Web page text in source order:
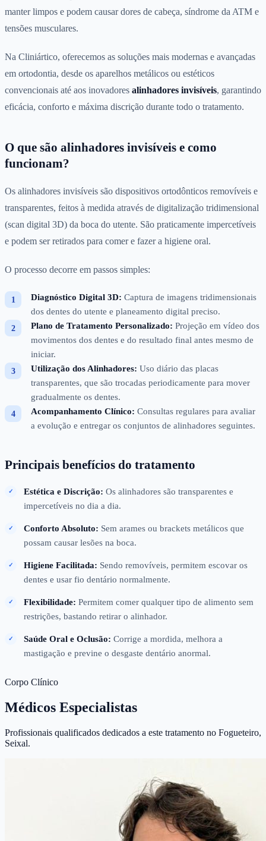
manter limpos e podem causar dores de cabeça, síndrome da ATM e
tensões musculares.
Na Cliniártico, oferecemos as soluções mais modernas e avançadas
em ortodontia, desde os aparelhos metálicos ou estéticos
convencionais até aos inovadores alinhadores invisíveis, garantindo
eficácia, conforto e máxima discrição durante todo o tratamento.
O que são alinhadores invisíveis e como
funcionam?
Os alinhadores invisíveis são dispositivos ortodônticos removíveis e
transparentes, feitos à medida através de digitalização tridimensional
(scan digital 3D) da boca do utente. São praticamente impercetíveis
e podem ser retirados para comer e fazer a higiene oral.
O processo decorre em passos simples:
Diagnóstico Digital 3D: Captura de imagens tridimensionais
dos dentes do utente e planeamento digital preciso.
Plano de Tratamento Personalizado: Projeção em vídeo dos
movimentos dos dentes e do resultado final antes mesmo de
iniciar.
Utilização dos Alinhadores: Uso diário das placas
transparentes, que são trocadas periodicamente para mover
gradualmente os dentes.
Acompanhamento Clínico: Consultas regulares para avaliar
a evolução e entregar os conjuntos de alinhadores seguintes.
Principais benefícios do tratamento
Estética e Discrição: Os alinhadores são transparentes e
impercetíveis no dia a dia.
Conforto Absoluto: Sem arames ou brackets metálicos que
possam causar lesões na boca.
Higiene Facilitada: Sendo removíveis, permitem escovar os
dentes e usar fio dentário normalmente.
Flexibilidade: Permitem comer qualquer tipo de alimento sem
restrições, bastando retirar o alinhador.
Saúde Oral e Oclusão: Corrige a mordida, melhora a
mastigação e previne o desgaste dentário anormal.
Corpo Clínico
Médicos Especialistas
Profissionais qualificados dedicados a este tratamento no Fogueteiro,
Seixal.